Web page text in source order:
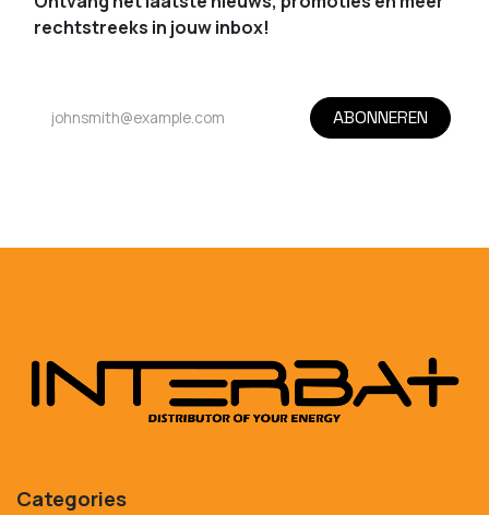
rechtstreeks in jouw inbox!
ABONNEREN
Categories